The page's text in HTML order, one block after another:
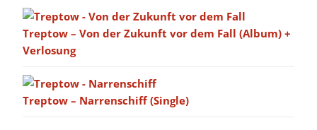
Treptow – Von der Zukunft vor dem Fall (Album) +
Verlosung
Treptow – Narrenschiff (Single)